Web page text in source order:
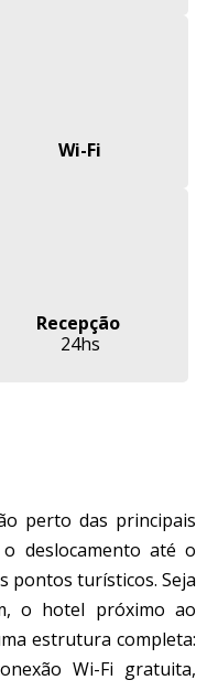
Wi-Fi
Recepção
24hs
perto das principais
deslocamento até o
pontos turísticos. Seja
o hotel próximo ao
estrutura completa:
Wi-Fi gratuita,